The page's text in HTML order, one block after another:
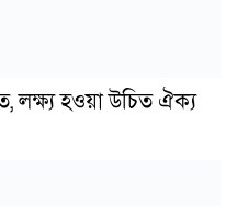
লক্ষ্য হওয়া উচিত ঐক্য